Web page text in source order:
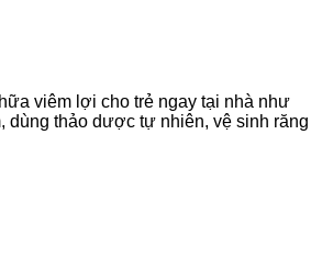
viêm lợi cho trẻ ngay tại nhà như
dùng thảo dược tự nhiên, vệ sinh răng